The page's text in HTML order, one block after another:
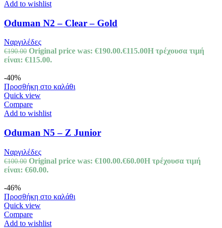
Add to wishlist
Oduman N2 – Clear – Gold
Ναργιλέδες
€190.00 Original price was: €190.00.€115.00Η τρέχουσα τιμή
είναι: €115.00.
-40%
Προσθήκη στο καλάθι
Quick view
Compare
Add to wishlist
Oduman N5 – Z Junior
Ναργιλέδες
€100.00 Original price was: €100.00.€60.00Η τρέχουσα τιμή
είναι: €60.00.
-46%
Προσθήκη στο καλάθι
Quick view
Compare
Add to wishlist